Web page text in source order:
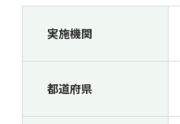
実施機関
都道府県